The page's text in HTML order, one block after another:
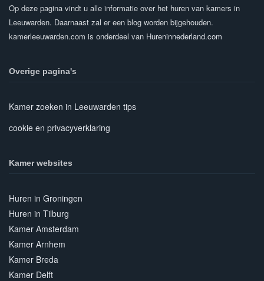
Op deze pagina vindt u alle informatie over het huren van kamers in
Leeuwarden. Daarnaast zal er een blog worden bijgehouden.
kamerleeuwarden.com is onderdeel van Hureninnederland.com
Overige pagina's
Kamer zoeken in Leeuwarden tips
cookie en privacyverklaring
Kamer websites
Huren in Groningen
Huren in Tilburg
Kamer Amsterdam
Kamer Arnhem
Kamer Breda
Kamer Delft